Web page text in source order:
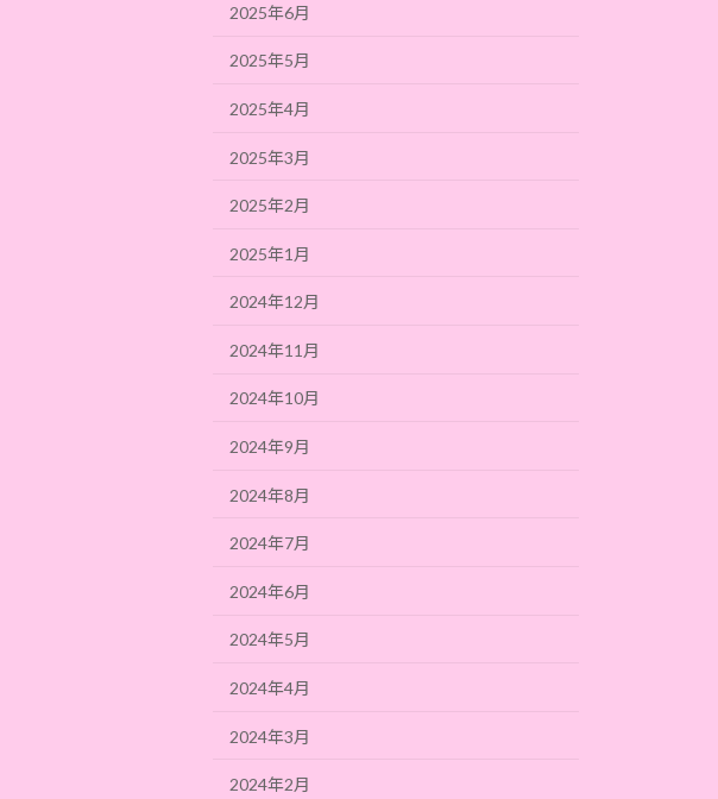
2025年6月
2025年5月
2025年4月
2025年3月
2025年2月
2025年1月
2024年12月
2024年11月
2024年10月
2024年9月
2024年8月
2024年7月
2024年6月
2024年5月
2024年4月
2024年3月
2024年2月